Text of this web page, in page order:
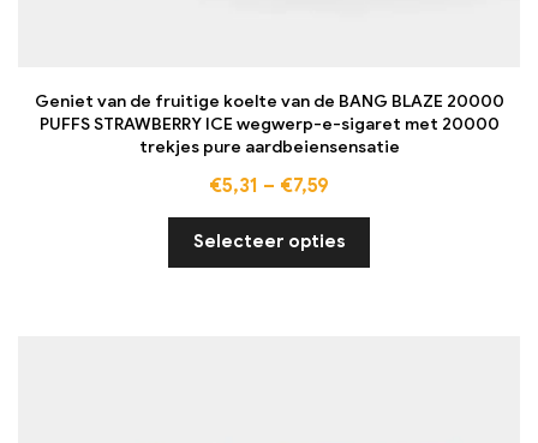
Geniet van de fruitige koelte van de BANG BLAZE 20000
PUFFS STRAWBERRY ICE wegwerp-e-sigaret met 20000
trekjes pure aardbeiensensatie
€5,31 – €7,59
Selecteer opties